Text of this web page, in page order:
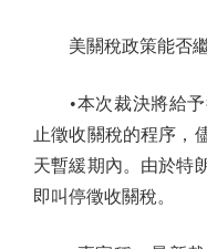
美關稅政策能否繼
•本次裁決將給予
止徵收關稅的程序，
天暫緩期內。由於特
即叫停徵收關稅。